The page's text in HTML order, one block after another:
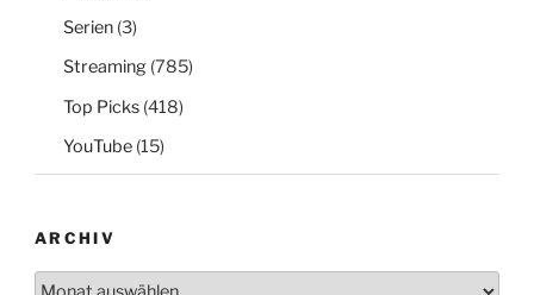
Serien(3)
Streaming(785)
Top Picks(418)
YouTube(15)
ARCHIV
Archiv